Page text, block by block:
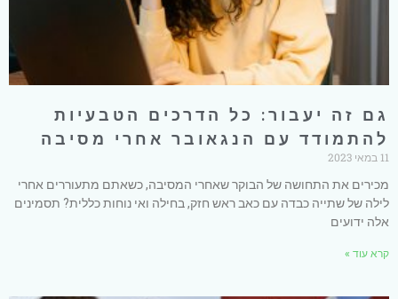
גם זה יעבור: כל הדרכים הטבעיות
להתמודד עם הנגאובר אחרי מסיבה
11 במאי 2023
מכירים את התחושה של הבוקר שאחרי המסיבה, כשאתם מתעוררים אחרי
לילה של שתייה כבדה עם כאב ראש חזק, בחילה ואי נוחות כללית? תסמינים
אלה ידועים
קרא עוד »